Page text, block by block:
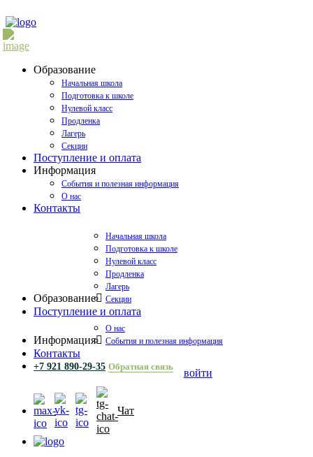
Образование
Начальная школа
Подготовка к школе
Нулевой класс
Продленка
Лагерь
Секции
Поступление и оплата
Информация
События и полезная информация
О нас
Контакты
Образование
Начальная школа
Подготовка к школе
Нулевой класс
Продленка
Лагерь
Секции
Поступление и оплата
Информация
О нас
События и полезная информация
Контакты
+7 921 890-29-35 Обратная связь
войти
Чат